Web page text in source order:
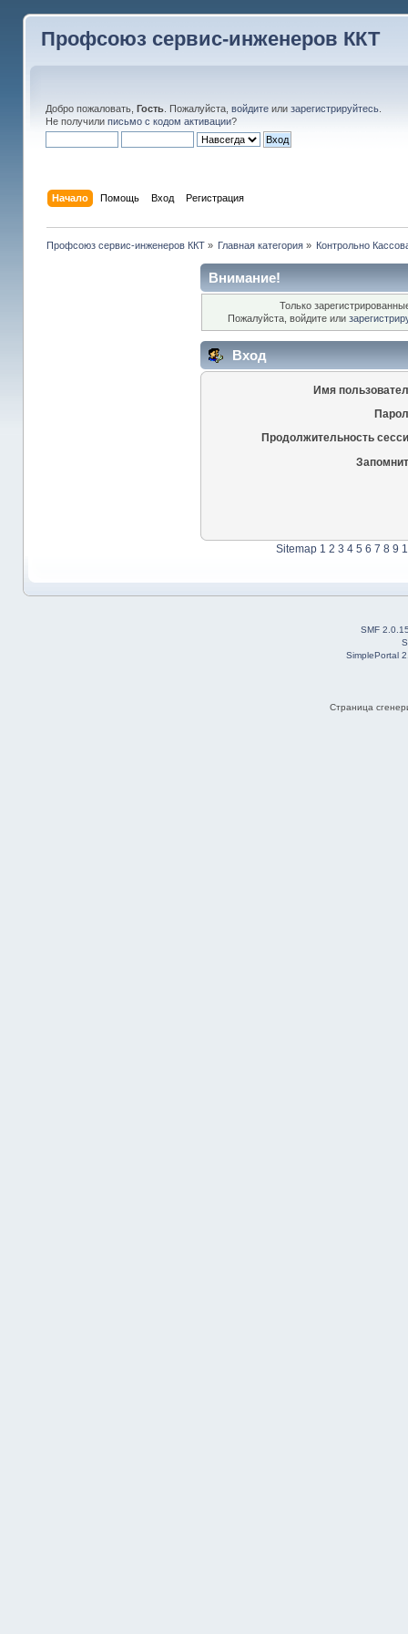
Профсоюз сервис-инженеров ККТ
Добро пожаловать, Гость. Пожалуйста, войдитеили зарегистрируйтесь.
Не получили письмо с кодом активации?
Начало Помощь Вход Регистрация
Профсоюз сервис-инженеров ККТ» Главная категория » Контрольно
Внимание!
Только
Пожалуйста, войдите или
Вход
Имя
Продолжительность
Sitemap 1 2 3 4 5 6 7 8 9
SMF
SimplePortal
Страница